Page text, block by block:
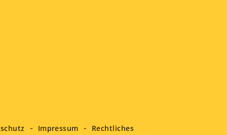
Impressum Rechtliches